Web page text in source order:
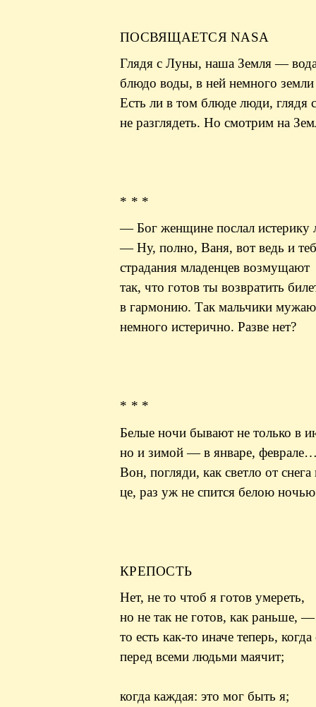
ПОСВЯЩАЕТСЯ NASA
Глядя с Луны, наша Земля —
блюдо воды, в ней немного земли
Есть ли в том блюде люди, глядя
не разглядеть. Но смотрим на
* * *
— Бог женщине послал истерику
— Ну, полно, Ваня, вот ведь и
страдания младенцев возмущают
так, что готов ты возвратить
в гармонию. Так мальчики
немного истерично. Разве нет?
* * *
Белые ночи бывают не только в
но и зимой — в январе,
Вон, погляди, как светло от снега
це, раз уж не спится белою ночью
КРЕПОСТЬ
Нет, не то чтоб я готов умереть,
но не так не готов, как раньше, —
то есть как-то иначе теперь,
перед всеми людьми маячит;
когда каждая: это мог быть я;